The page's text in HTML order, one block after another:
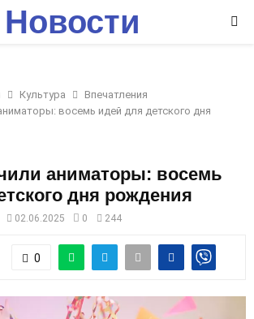
Новости
Культура
Впечатления
восемь идей для детского дня
аниматоры: восемь
дня рождения
02.06.2025 0 244
0